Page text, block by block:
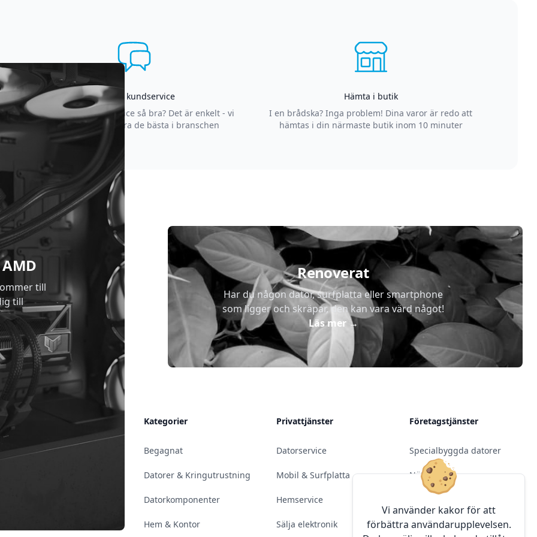
Asgrym kundservice
Varför är vår kundservice så bra? Det är enkelt - vi
strävar efter att vara de bästa i branschen
Hämta i butik
I en brådska? Inga problem! Dina varor är redo att
hämtas i din närmaste butik inom 10 minuter
Vi använder kakor för att
förbättra användarupplevelsen.
till
till
Renoverat
Har du någon dator, surfplatta eller smartphone
som ligger och skräpar, den kan vara värd något!
Läs mer→
Kontakt & Öppettider
Kategorier
Begagnat
Datorer & Kringutrustning
Datorkomponenter
Hem & Kontor
Privattjänster
Datorservice
Mobil & Surfplatta
Hemservice
Sälja elektronik
Företagstjänster
Specialbyggda datorer
Nätverk
Programvara